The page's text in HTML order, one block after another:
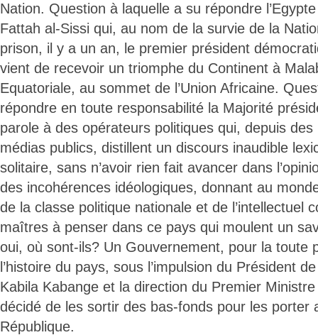
Nation. Question à laquelle a su répondre
Fattah al-Sissi qui, au nom de la survie de la
prison, il y a un an, le premier président
vient de recevoir un triomphe du Continent à
Equatoriale, au sommet de l’Union Africaine.
répondre en toute responsabilité la Majorité
parole à des opérateurs politiques qui, depuis
médias publics, distillent un discours inaudible
solitaire, sans n’avoir rien fait avancer dans
des incohérences idéologiques, donnant au
de la classe politique nationale et de l’intellectuel
maîtres à penser dans ce pays qui moulent un
oui, où sont-ils? Un Gouvernement, pour la toute
l’histoire du pays, sous l’impulsion du Président
Kabila Kabange et la direction du Premier
décidé de les sortir des bas-fonds pour les porter
République.